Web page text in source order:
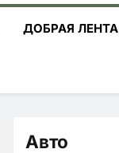
ДОБРАЯ ЛЕНТА
Авто